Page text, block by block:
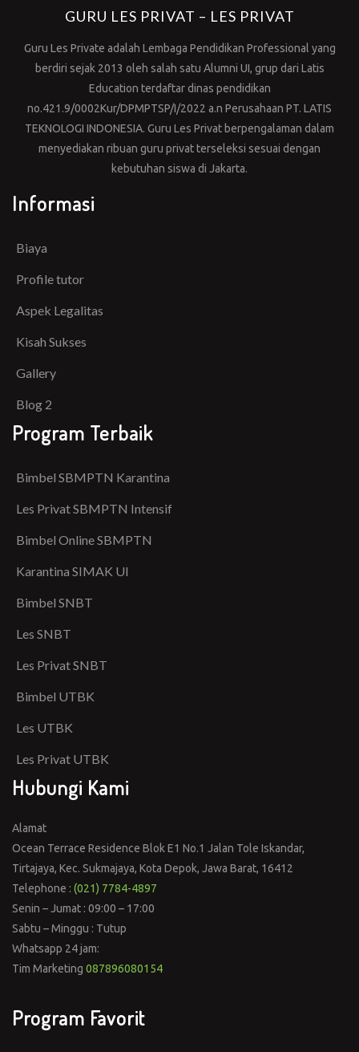
GURU LES PRIVAT – LES PRIVAT
Guru Les Private adalah Lembaga Pendidikan Professional yang
berdiri sejak 2013 oleh salah satu Alumni UI, grup dari Latis
Education terdaftar dinas pendidikan
no.421.9/0002Kur/DPMPTSP/I/2022 a.n Perusahaan PT. LATIS
TEKNOLOGI INDONESIA. Guru Les Privat berpengalaman dalam
menyediakan ribuan guru privat terseleksi sesuai dengan
kebutuhan siswa di Jakarta.
Informasi
Biaya
Profile tutor
Aspek Legalitas
Kisah Sukses
Gallery
Blog 2
Program Terbaik
Bimbel SBMPTN Karantina
Les Privat SBMPTN Intensif
Bimbel Online SBMPTN
Karantina SIMAK UI
Bimbel SNBT
Les SNBT
Les Privat SNBT
Bimbel UTBK
Les UTBK
Les Privat UTBK
Hubungi Kami
Alamat
Ocean Terrace Residence Blok E1 No.1 Jalan Tole Iskandar,
Tirtajaya, Kec. Sukmajaya, Kota Depok, Jawa Barat, 16412
Telephone : (021) 7784-4897
Senin – Jumat : 09:00 – 17:00
Sabtu – Minggu : Tutup
Whatsapp 24 jam:
Tim Marketing 087896080154
Program Favorit